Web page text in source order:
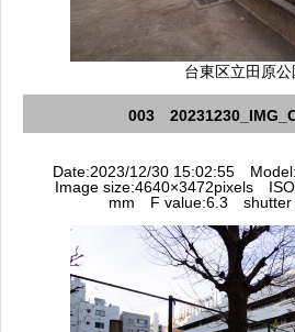
台東区立田原公
003
Date:2023/12/30 15:02:55
Image size:4640×3472pixels
mm F value:6.3 shutter